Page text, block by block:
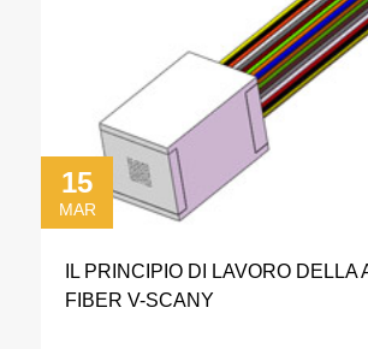
15
MAR
IL PRINCIPIO DI LAVORO DELLA
FIBER V-SCANY